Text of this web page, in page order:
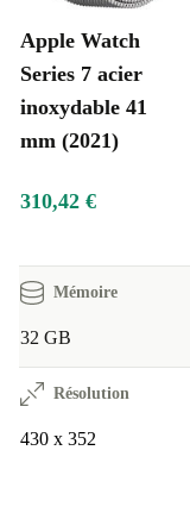
Apple Watch
Series 7 acier
inoxydable 41
mm (2021)
310,42 €
Mémoire
32 GB
Résolution
430 x 352